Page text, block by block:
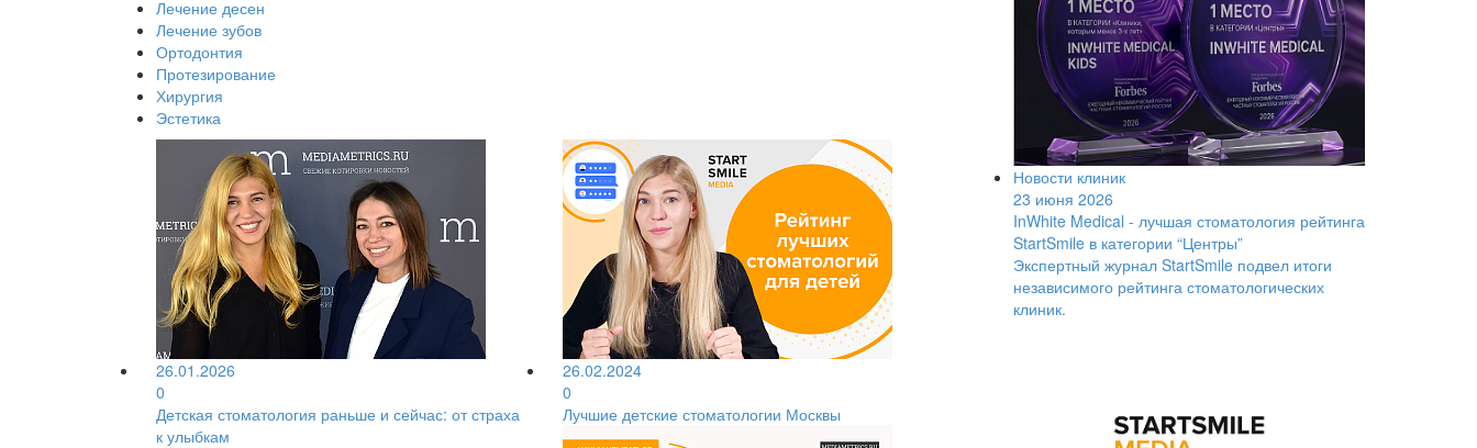
Лечение десен
Лечение зубов
Ортодонтия
Протезирование
Хирургия
Эстетика
26.01.2026
0
Детская стоматология раньше и сейчас: от страха
к улыбкам
26.02.2024
0
Лучшие детские стоматологии Москвы
Новости клиник
23 июня 2026
InWhite Medical - лучшая стоматология рейтинга
StartSmile в категории “Центры”
Экспертный журнал StartSmile подвел итоги
независимого рейтинга стоматологических
клиник.